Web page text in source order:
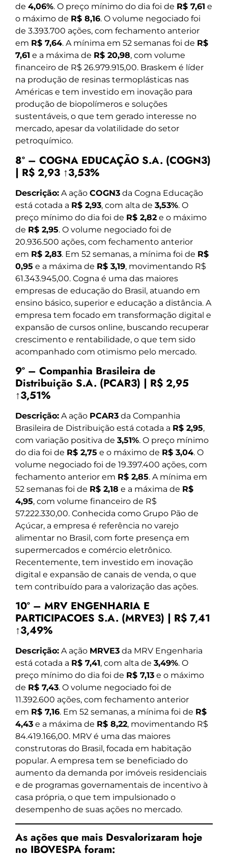
de 4,06%. O preço mínimo do dia foi de R$ 7,61 e
o máximo de R$ 8,16. O volume negociado foi
de 3.393.700 ações, com fechamento anterior
em R$ 7,64. A mínima em 52 semanas foi de R$
7,61 e a máxima de R$ 20,98, com volume
financeiro de R$ 26.979.915,00. Braskem é líder
na produção de resinas termoplásticas nas
Américas e tem investido em inovação para
produção de biopolímeros e soluções
sustentáveis, o que tem gerado interesse no
mercado, apesar da volatilidade do setor
petroquímico.
8º – COGNA EDUCAÇÃO S.A. (COGN3)
| R$ 2,93 ↑3,53%
Descrição: A ação COGN3 da Cogna Educação
está cotada a R$ 2,93, com alta de 3,53%. O
preço mínimo do dia foi de R$ 2,82 e o máximo
de R$ 2,95. O volume negociado foi de
20.936.500 ações, com fechamento anterior
em R$ 2,83. Em 52 semanas, a mínima foi de R$
0,95 e a máxima de R$ 3,19, movimentando R$
61.343.945,00. Cogna é uma das maiores
empresas de educação do Brasil, atuando em
ensino básico, superior e educação a distância. A
empresa tem focado em transformação digital e
expansão de cursos online, buscando recuperar
crescimento e rentabilidade, o que tem sido
acompanhado com otimismo pelo mercado.
9º – Companhia Brasileira de
Distribuição S.A. (PCAR3) | R$ 2,95
↑3,51%
Descrição: A ação PCAR3 da Companhia
Brasileira de Distribuição está cotada a R$ 2,95,
com variação positiva de 3,51%. O preço mínimo
do dia foi de R$ 2,75 e o máximo de R$ 3,04. O
volume negociado foi de 19.397.400 ações, com
fechamento anterior em R$ 2,85. A mínima em
52 semanas foi de R$ 2,18 e a máxima de R$
4,95, com volume financeiro de R$
57.222.330,00. Conhecida como Grupo Pão de
Açúcar, a empresa é referência no varejo
alimentar no Brasil, com forte presença em
supermercados e comércio eletrônico.
Recentemente, tem investido em inovação
digital e expansão de canais de venda, o que
tem contribuído para a valorização das ações.
10º – MRV ENGENHARIA E
PARTICIPACOES S.A. (MRVE3) | R$ 7,41
↑3,49%
Descrição: A ação MRVE3 da MRV Engenharia
está cotada a R$ 7,41, com alta de 3,49%. O
preço mínimo do dia foi de R$ 7,13 e o máximo
de R$ 7,43. O volume negociado foi de
11.392.600 ações, com fechamento anterior
em R$ 7,16. Em 52 semanas, a mínima foi de R$
4,43 e a máxima de R$ 8,22, movimentando R$
84.419.166,00. MRV é uma das maiores
construtoras do Brasil, focada em habitação
popular. A empresa tem se beneficiado do
aumento da demanda por imóveis residenciais
e de programas governamentais de incentivo à
casa própria, o que tem impulsionado o
desempenho de suas ações no mercado.
As ações que mais Desvalorizaram hoje
no IBOVESPA foram: